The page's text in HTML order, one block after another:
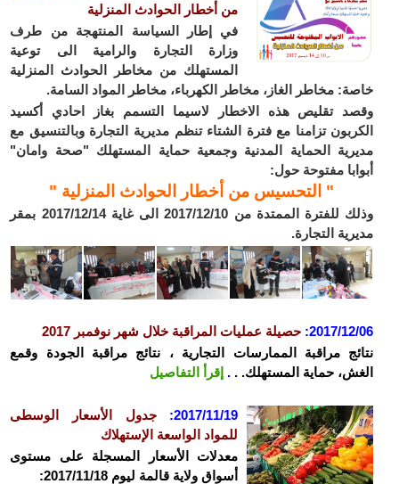
من أخطار الحوادث المنزلية
في إطار السياسة المنتهجة من طرف
وزارة التجارة والرامية الى توعية
المستهلك من مخاطر الحوادث المنزلية
خاصة: مخاطر الغاز، مخاطر الكهرباء، مخاطر المواد السامة.
وقصد تقليص هذه الاخطار لاسيما التسمم بغاز احادي أكسيد
الكربون تزامنا مع فترة الشتاء تنظم مديرية التجارة وبالتنسيق مع
مديرية الحماية المدنية وجمعية حماية المستهلك "صحة وامان"
أبوابا مفتوحة حول:
" التحسيس من أخطار الحوادث المنزلية "
وذلك للفترة الممتدة من 2017/12/10 الى غاية 2017/12/14 بمقر
مديرية التجارة.
2017/12/06
: حصيلة عمليات المراقبة خلال شهر نوفمبر 2017
نتائج مراقبة الممارسات التجارية ، نتائج مراقبة الجودة وقمع
الغش، حماية المستهلك. . . إقرأ التفاصيل
2017/11/19:
جدول الأسعار الوسطى
للمواد الواسعة الإستهلاك
معدلات الأسعار المسجلة على مستوى
أسواق ولاية قالمة ليوم 2017/11/18: